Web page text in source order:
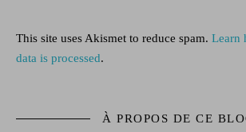
This site uses Akismet to reduce spam. Learn
data is processed.
À PROPOS DE CE